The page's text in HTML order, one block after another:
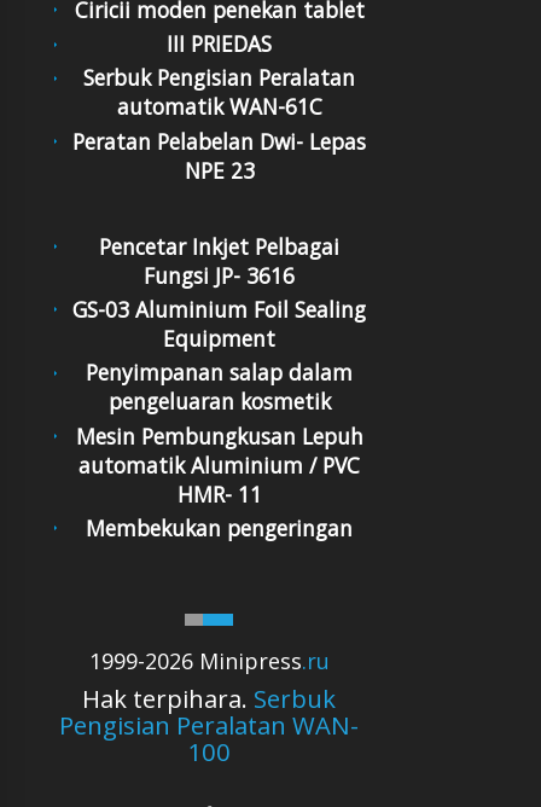
Ciricii moden penekan tablet
III PRIEDAS
Serbuk Pengisian Peralatan
automatik WAN-61C
Peratan Pelabelan Dwi- Lepas
NPE 23
1999-2026 Minipress.ru
Hak terpihara. Serbuk
Pengisian Peralatan WAN-
100
Pencetar Inkjet Pelbagai
Fungsi JP- 3616
GS-03 Aluminium Foil Sealing
Equipment
Penyimpanan salap dalam
pengeluaran kosmetik
Mesin Pembungkusan Lepuh
automatik Aluminium / PVC
HMR- 11
Membekukan pengeringan